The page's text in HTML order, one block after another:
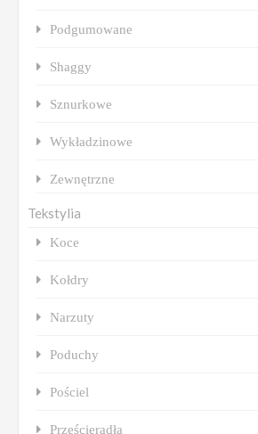
Podgumowane
Shaggy
Sznurkowe
Wykładzinowe
Zewnętrzne
Tekstylia
Koce
Kołdry
Narzuty
Poduchy
Pościel
Prześcieradła